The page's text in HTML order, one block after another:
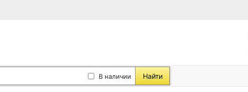
В наличии Найти